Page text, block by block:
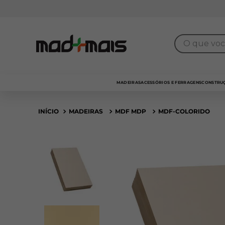
O que você
MADEIRASACESSÓRIOS E FERRAGENS
MADEIRAS MDF MDP MDF-COLORIDO